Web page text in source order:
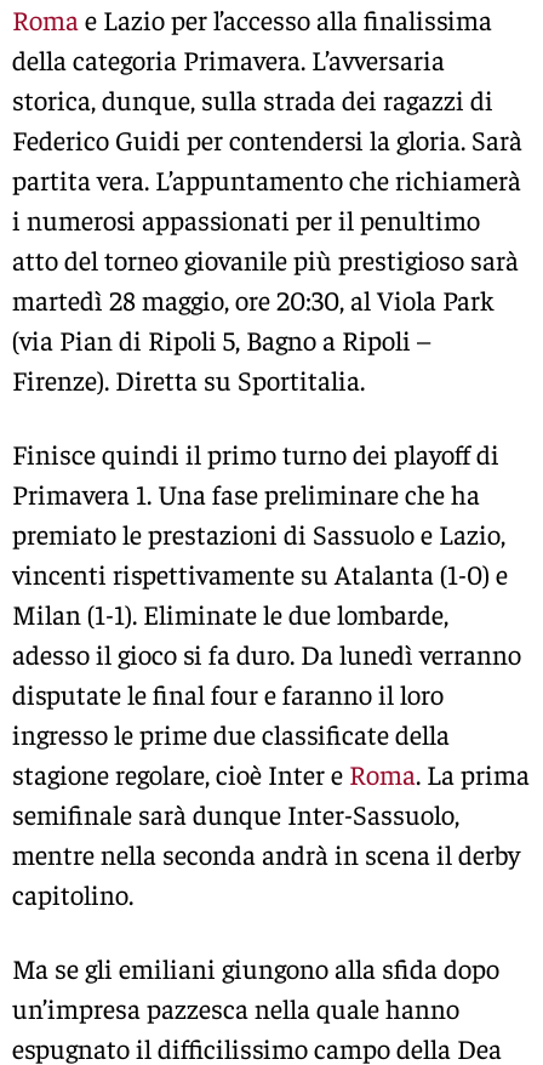
Roma e Lazio per l’accesso alla finalissima
della categoria Primavera. L’avversaria
storica, dunque, sulla strada dei ragazzi di
Federico Guidi per contendersi la gloria. Sarà
partita vera. L’appuntamento che richiamerà
i numerosi appassionati per il penultimo
atto del torneo giovanile più prestigioso sarà
martedì 28 maggio, ore 20:30, al Viola Park
(via Pian di Ripoli 5, Bagno a Ripoli –
Firenze). Diretta su Sportitalia.
Finisce quindi il primo turno dei playoff di
Primavera 1. Una fase preliminare che ha
premiato le prestazioni di Sassuolo e Lazio,
vincenti rispettivamente su Atalanta (1-0) e
Milan (1-1). Eliminate le due lombarde,
adesso il gioco si fa duro. Da lunedì verranno
disputate le final four e faranno il loro
ingresso le prime due classificate della
stagione regolare, cioè Inter e Roma. La prima
semifinale sarà dunque Inter-Sassuolo,
mentre nella seconda andrà in scena il derby
capitolino.
Ma se gli emiliani giungono alla sfida dopo
un’impresa pazzesca nella quale hanno
espugnato il difficilissimo campo della Dea